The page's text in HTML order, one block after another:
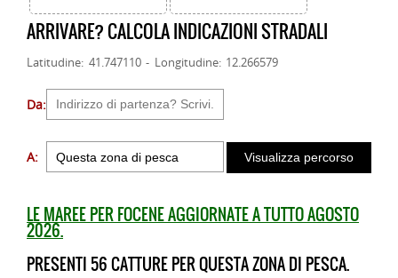
ARRIVARE? CALCOLA INDICAZIONI STRADALI
Latitudine: 41.747110 - Longitudine: 12.266579
Da:
A:
LE MAREE PER FOCENE AGGIORNATE A TUTTO AGOSTO
2026.
PRESENTI 56 CATTURE PER QUESTA ZONA DI PESCA.